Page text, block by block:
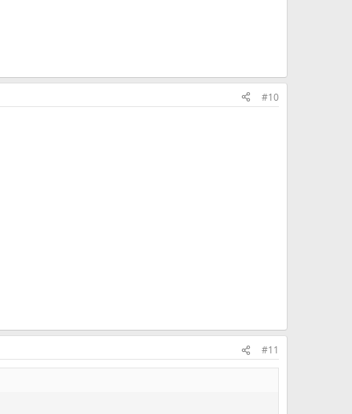
#10
#11